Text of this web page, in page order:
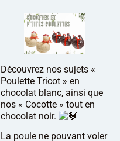
Découvrez nos sujets «
Poulette Tricot » en
chocolat blanc, ainsi que
nos « Cocotte » tout en
chocolat noir.
La poule ne pouvant voler